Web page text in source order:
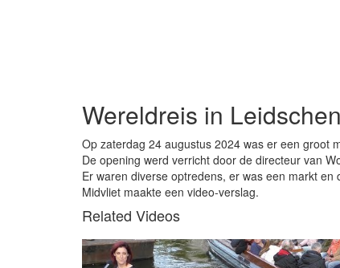
Wereldreis in
Op zaterdag 24 augustus 2024 was er een groot
De opening werd verricht door de directeur van
Er waren diverse optredens, er was een markt
Midvliet maakte een video-verslag.
Related Videos